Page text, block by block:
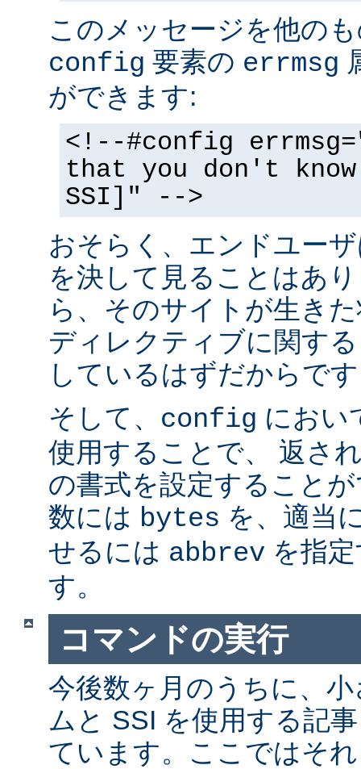
このメッセージを他の
config 要素の errmsg
ができます:
<!--#config
that you don't
SSI]" -->
おそらく、エンドユー
を決して見ることはあ
ら、そのサイトが生き
ディレクティブに関す
しているはずだからで
そして、 config にお
使用することで、 返さ
の書式を設定すること
数には bytes を、適当
せるには abbrev を指
す。
コマンドの実行
今後数ヶ月のうちに、
ムと SSI を使用する記
ています。ここではそ